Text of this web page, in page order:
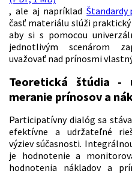
, ale aj napríkladŠtandardy
časť materiálu slúži
aby si s pomocou
jednotlivým scenárom
uvažovať nad prínosmi
Teoretická štúdia -
meranie prínosov a
Participatívny dialóg sa
efektívne a udržateľné
výziev súčasnosti.
je hodnotenie a
hodnotenia nákladov a